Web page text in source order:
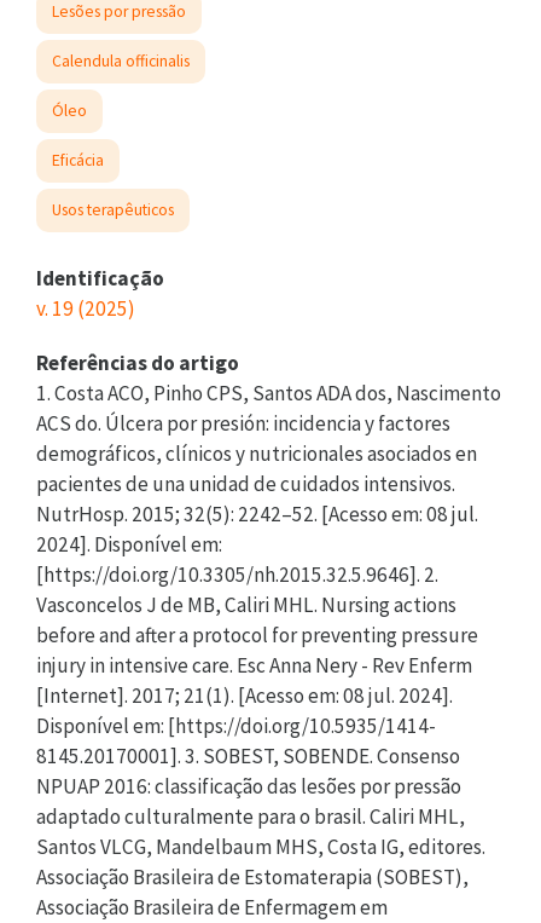
Lesões por pressão
Calendula officinalis
Óleo
Eficácia
Usos terapêuticos
Identificação
v. 19 (2025)
Referências do artigo
1. Costa ACO, Pinho CPS, Santos ADA dos, Nascimento
ACS do. Úlcera por presión: incidencia y factores
demográficos, clínicos y nutricionales asociados en
pacientes de una unidad de cuidados intensivos.
NutrHosp. 2015; 32(5): 2242–52. [Acesso em: 08 jul.
2024]. Disponível em:
[https://doi.org/10.3305/nh.2015.32.5.9646]. 2.
Vasconcelos J de MB, Caliri MHL. Nursing actions
before and after a protocol for preventing pressure
injury in intensive care. Esc Anna Nery - Rev Enferm
[Internet]. 2017; 21(1). [Acesso em: 08 jul. 2024].
Disponível em: [https://doi.org/10.5935/1414-
8145.20170001]. 3. SOBEST, SOBENDE. Consenso
NPUAP 2016: classificação das lesões por pressão
adaptado culturalmente para o brasil. Caliri MHL,
Santos VLCG, Mandelbaum MHS, Costa IG, editores.
Associação Brasileira de Estomaterapia (SOBEST),
Associação Brasileira de Enfermagem em